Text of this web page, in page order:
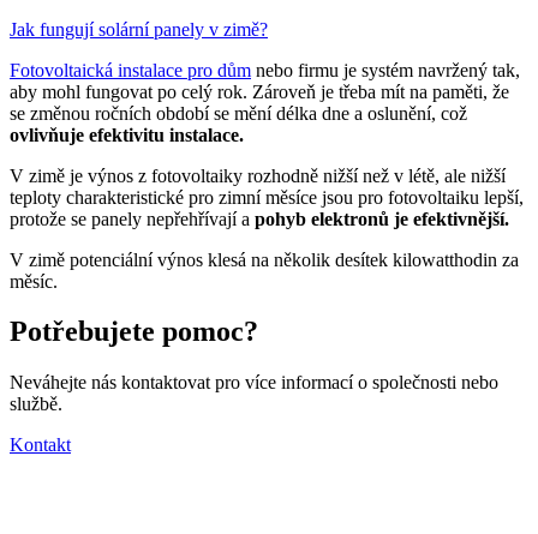
Jak fungují solární panely v zimě?
Fotovoltaická instalace pro dům nebo firmu je systém navržený tak,
aby mohl fungovat po celý rok. Zároveň je třeba mít na paměti, že
se změnou ročních období se mění délka dne a oslunění, což
ovlivňuje efektivitu instalace.
V zimě je výnos z fotovoltaiky rozhodně nižší než v létě, ale nižší
teploty charakteristické pro zimní měsíce jsou pro fotovoltaiku lepší,
protože se panely nepřehřívají a pohyb elektronů je efektivnější.
V zimě potenciální výnos klesá na několik desítek kilowatthodin za
měsíc.
Potřebujete pomoc?
Neváhejte nás kontaktovat pro více informací o společnosti nebo
službě.
Kontakt